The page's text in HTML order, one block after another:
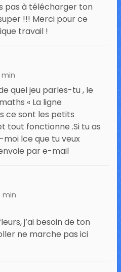
pas à télécharger ton
!!! Merci pour ce
travail !
min
quel jeu parles-tu , le
« La ligne
ce sont les petits
tout fonctionne .Si tu as
lce que tu veux
par e-mail
min
j’ai besoin de ton
ne marche pas ici